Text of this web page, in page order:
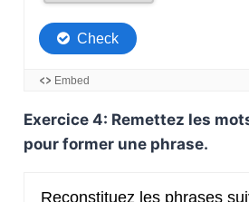
Exercice 4: Remettez les
pour former une phrase.